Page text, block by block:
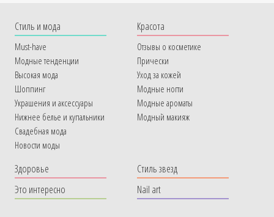
Cтиль и мода
Must-have
Модные тенденции
Высокая мода
Шоппинг
Украшения и аксессуары
Нижнее белье и купальники
Свадебная мода
Новости моды
Красота
Отзывы о косметике
Прически
Уход за кожей
Модные ногти
Модные ароматы
Модный макияж
Здоровье
Это интересно
Стиль звезд
Nail art